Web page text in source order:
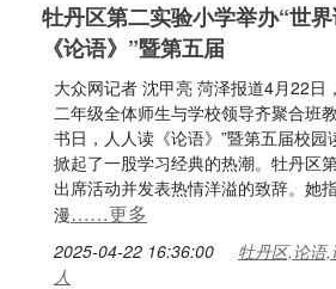
牡丹区第二实验小学举办“世
《论语》”暨第五届
大众网记者 沈甲亮 菏泽报道4月22日
二年级全体师生与学校领导齐聚合班
书日，人人读《论语》”暨第五届校园
掀起了一股学习经典的热潮。牡丹区
出席活动并发表热情洋溢的致辞。她
漫……更多
2025-04-22 16:36:00
牡丹区,论语
人